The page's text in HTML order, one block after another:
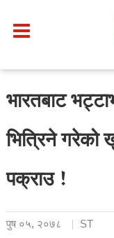
भारतबाट
भित्रिने गरेको
पक्राउ !
पुष ०५, २०७८ ST